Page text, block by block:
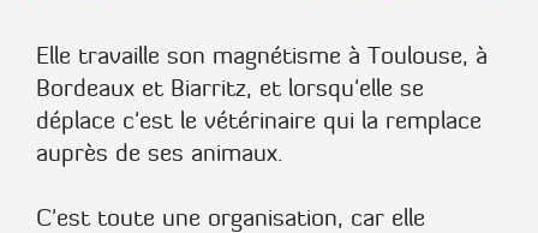
Elle travaille son magnétisme à Toulouse, à
Bordeaux et Biarritz, et lorsqu'elle se
déplace c'est le vétérinaire qui la remplace
auprès de ses animaux.
C'est toute une organisation, car elle